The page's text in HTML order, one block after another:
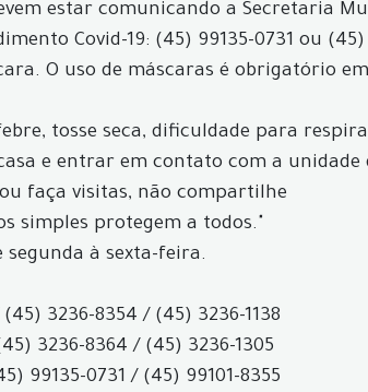
estar comunicando a Secretaria
Covid-19: (45) 99135-0731 ou (45)
O uso de máscaras é obrigatório
tosse seca, dificuldade para
e entrar em contato com a
faça visitas, não compartilhe
simples protegem a todos."
à sexta-feira.
3236-8354 / (45) 3236-1138
3236-8364 / (45) 3236-1305
99135-0731 / (45) 99101-8355